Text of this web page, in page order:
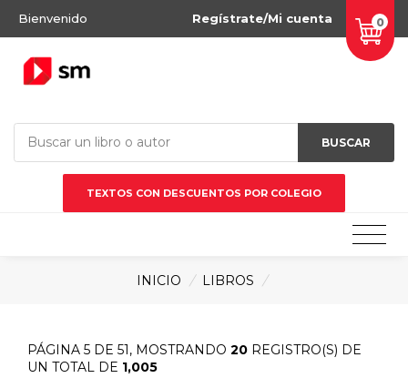
Bienvenido 0
Regístrate/Mi cuenta
BUSCAR
TEXTOS CON DESCUENTOS POR COLEGIO
INICIO / LIBROS /
PÁGINA 5 DE 51, MOSTRANDO 20 REGISTRO(S) DE
UN TOTAL DE 1,005